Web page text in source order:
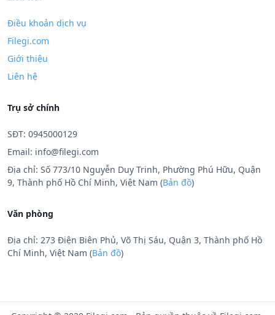
Điều khoản dịch vụ
Filegi.com
Giới thiệu
Liên hệ
Trụ sở chính
SĐT: 0945000129
Email: info@filegi.com
Địa chỉ: Số 773/10 Nguyễn Duy Trinh, Phường Phú Hữu, Quận
9, Thành phố Hồ Chí Minh, Việt Nam (Bản đồ)
Văn phòng
Địa chỉ: 273 Điện Biên Phủ, Võ Thị Sáu, Quận 3, Thành phố Hồ
Chí Minh, Việt Nam (Bản đồ)